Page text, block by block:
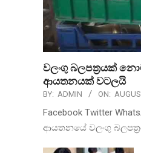
වලංගු බලපත්‍රයක්
ආයතනයක් වටලයි
BY: ADMIN ON:
Facebook Twitter
ආයතනයේ වලංගු